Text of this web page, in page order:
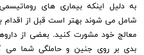
به دلیل اینکه بیماری های روماتیسمی
شامل می شوند بهتر است قبل از اقدام
معالج خود مشورت کنید. بعضی از
بدی بر روی جنین و حاملگی شما می